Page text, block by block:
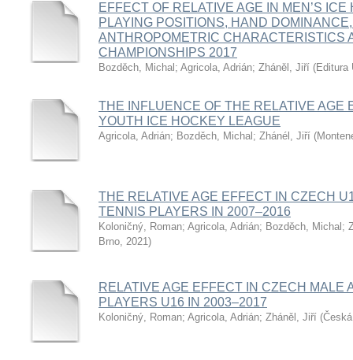
EFFECT OF RELATIVE AGE IN MEN’S
PLAYING POSITIONS, HAND
ANTHROPOMETRIC CHARACTERISTICS
CHAMPIONSHIPS 2017
Bozděch, Michal ; Agricola, Adrián; Zháněl, Jiří (Editura
THE INFLUENCE OF THE RELATIVE AGE
YOUTH ICE HOCKEY LEAGUE
Agricola, Adrián; Bozděch, Michal ; Zhánél, Jiří (
THE RELATIVE AGE EFFECT IN CZECH
TENNIS PLAYERS IN 2007–2016
Koloničný, Roman; Agricola, Adrián; Bozděch, Michal ;
Brno, 2021)
RELATIVE AGE EFFECT IN CZECH MALE
PLAYERS U16 IN 2003–2017
Koloničný, Roman; Agricola, Adrián; Zháněl, Jiří (